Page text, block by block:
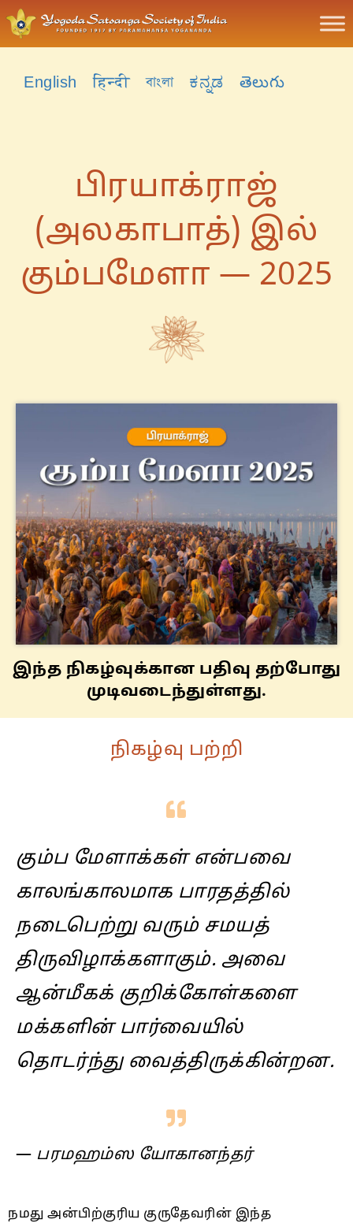
English हिन्दी বাংলা ಕನ್ನಡ తెలుగు
பிரயாக்ராஜ்
(அலகாபாத்) இல்
கும்பமேளா — 2025
இந்த நிகழ்வுக்கான பதிவு தற்போது
முடிவடைந்துள்ளது.
நிகழ்வு பற்றி
கும்ப மேளாக்கள் என்பவை
காலங்காலமாக பாரதத்தில்
நடைபெற்று வரும் சமயத்
திருவிழாக்களாகும். அவை
ஆன்மீகக் குறிக்கோள்களை
மக்களின் பார்வையில்
தொடர்ந்து வைத்திருக்கின்றன.
— பரமஹம்ஸ யோகானந்தர்
நமது அன்பிற்குரிய குருதேவரின் இந்த